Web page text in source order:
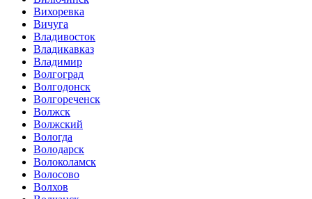
Вихоревка
Вичуга
Владивосток
Владикавказ
Владимир
Волгоград
Волгодонск
Волгореченск
Волжск
Волжский
Вологда
Володарск
Волоколамск
Волосово
Волхов